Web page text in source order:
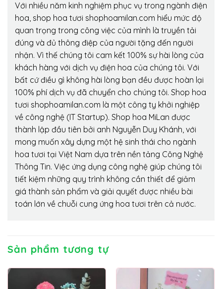
Với nhiều năm kinh nghiệm phục vụ trong ngành điện
hoa, shop hoa tươi shophoamilan.com hiểu mức độ
quan trọng trong công việc của mình là truyền tải
đúng và đủ thông điệp của người tặng đến người
nhận. Vì thế chúng tôi cam kết 100% sự hài lòng của
khách hàng với dịch vụ điện hoa của chúng tôi. Với
bất cứ điều gì không hài lòng bạn đều được hoàn lại
100% phí dịch vụ đã chuyển cho chúng tôi. Shop hoa
tươi shophoamilan.com là một công ty khởi nghiệp
về công nghệ (IT Startup). Shop hoa MiLan được
thành lập đầu tiên bởi anh Nguyễn Duy Khánh, với
mong muốn xây dựng một hệ sinh thái cho ngành
hoa tươi tại Việt Nam dựa trên nền tảng Công Nghệ
Thông Tin. Việc ứng dụng công nghệ giúp chúng tôi
tiết kiệm những quy trình không cần thiết để giảm
giá thành sản phẩm và giải quyết được nhiều bài
toán lớn về chuỗi cung ứng hoa tươi trên cả nước.
Sản phẩm tương tự